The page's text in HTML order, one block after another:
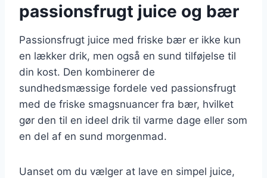
passionsfrugt juice og bær
Passionsfrugt juice med friske bær er ikke kun
en lækker drik, men også en sund tilføjelse til
din kost. Den kombinerer de
sundhedsmæssige fordele ved passionsfrugt
med de friske smagsnuancer fra bær, hvilket
gør den til en ideel drik til varme dage eller som
en del af en sund morgenmad.
Uanset om du vælger at lave en simpel juice,